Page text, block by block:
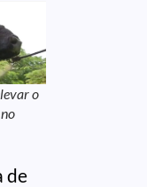
o
de